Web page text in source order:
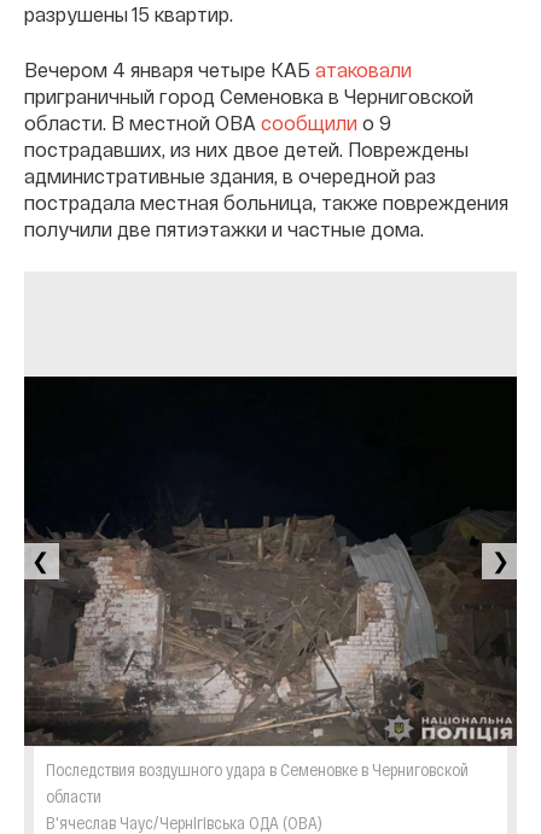
разрушены 15 квартир.
Вечером 4 января четыре КАБ атаковали
приграничный город Семеновка в Черниговской
области. В местной ОВА сообщили о 9
пострадавших, из них двое детей. Повреждены
административные здания, в очередной раз
пострадала местная больница, также повреждения
получили две пятиэтажки и частные дома.
❮
Последствия воздушного удара в Семеновке в Черниговской
области
В'ячеслав Чаус/Чернігівська ОДА (ОВА)
❯